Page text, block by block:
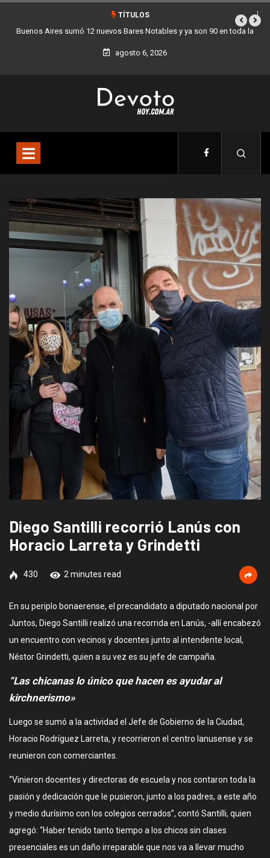
TÍTULOS
90 en toda la Los stands móviles de la Ciudad llegan esta semana a
agosto 6, 2026
Diego Santilli recorrió Lanús con
Horacio Larreta y Grindetti
430 2 minutes read
En su periplo bonaerense, el precandidato a diputado nacional por
Juntos, Diego Santilli realizó una recorrida en Lanús, -allí encabezó
un encuentro con vecinos y docentes junto al intendente local,
Néstor Grindetti, quien a su vez es su jefe de campaña.
“Las chicanas lo único que hacen es ayudar al
kirchnerismo»
Luego se sumó a la actividad el Jefe de Gobierno de la Ciudad,
Horacio Rodríguez Larreta, y recorrieron el centro lanusense y se
reunieron con comerciantes.
“Vinieron docentes y directoras de escuela y nos contaron toda la
pasión y dedicación que le pusieron, junto a los padres, a este año
y medio durísimo con los colegios cerrados”, contó Santilli, quien
agregó: “Haber tenido tanto tiempo a los chicos sin clases
presenciales es un daño irreparable que nos va a llevar mucho